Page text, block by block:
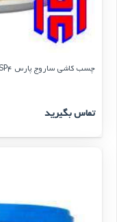
چسب کاشی ساروج پارس SP4 دبه 12/5کیلویی
تماس بگیرید